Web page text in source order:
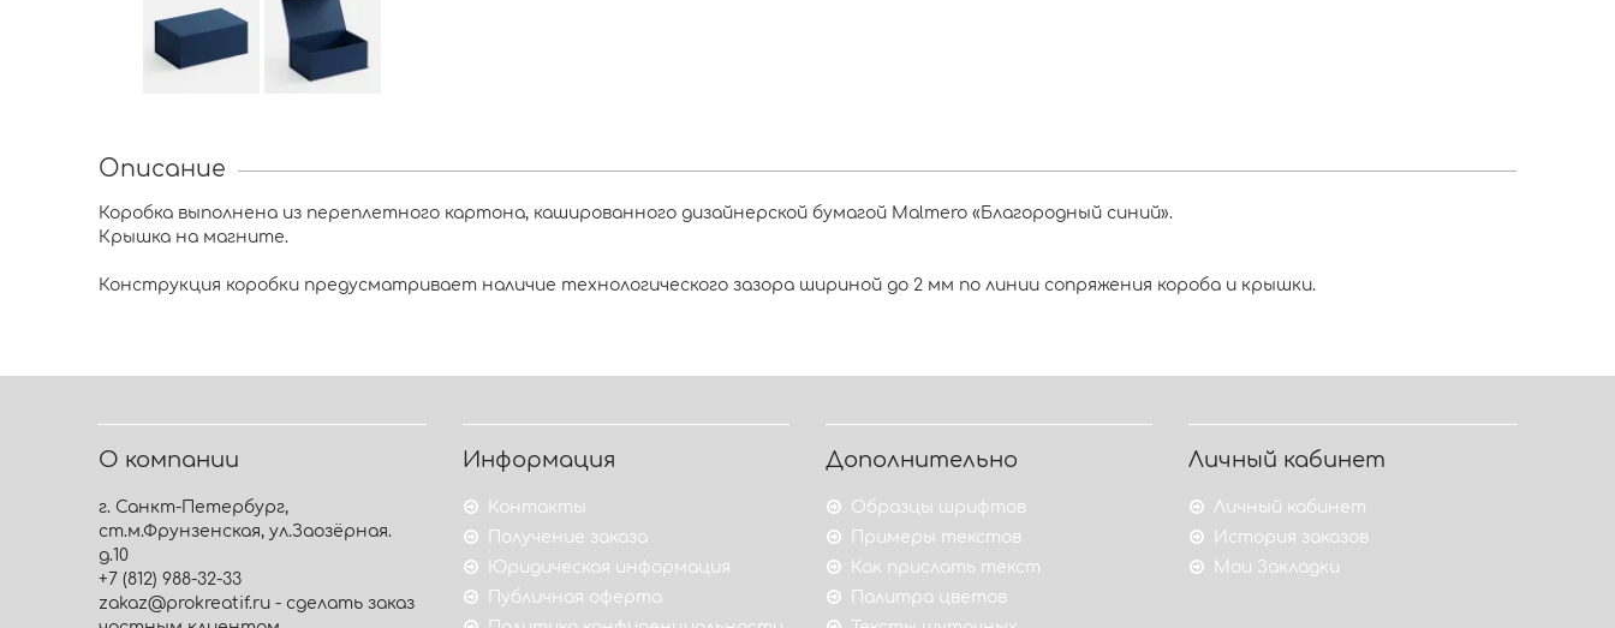
Описание
Коробка выполнена из переплетного картона, кашированного дизайнерской бумагой Malmero «Благородный синий».
Крышка на магните.
Конструкция коробки предусматривает наличие технологического зазора шириной до 2 мм по линии сопряжения короба и крышки.
О компании
г. Санкт-Петербург,
ст.м.Фрунзенская, ул.Заозёрная.
д.10
+7 (812) 988-32-33
zakaz@prokreatif.ru - сделать заказ
Информация
Контакты
Получение заказа
Юридическая информация
Публичная оферта
Дополнительно
Образцы шрифтов
Примеры текстов
Как прислать текст
Палитра цветов
Личный кабинет
Личный кабинет
История заказов
Мои Закладки